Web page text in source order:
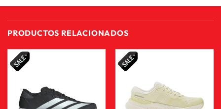
PRODUCTOS RELACIONADOS